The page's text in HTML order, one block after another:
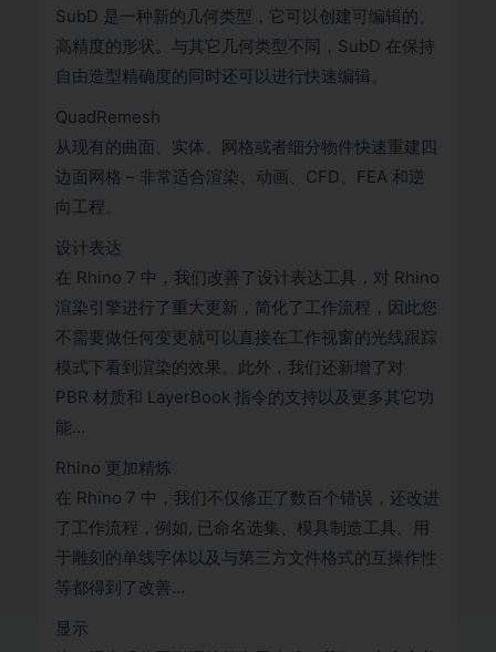
SubD 是一种新的几何类型，它可以创建可编辑的、
高精度的形状。与其它几何类型不同，SubD 在保持
自由造型精确度的同时还可以进行快速编辑。
QuadRemesh
从现有的曲面、实体、网格或者细分物件快速重建四
边面网格 – 非常适合渲染、动画、CFD、FEA 和逆
向工程。
设计表达
在 Rhino 7 中，我们改善了设计表达工具，对 Rhino
渲染引擎进行了重大更新，简化了工作流程，因此您
不需要做任何变更就可以直接在工作视窗的光线跟踪
模式下看到渲染的效果。此外，我们还新增了对
PBR 材质和 LayerBook 指令的支持以及更多其它功
能…
Rhino 更加精炼
在 Rhino 7 中，我们不仅修正了数百个错误，还改进
了工作流程，例如, 已命名选集、模具制造工具、用
于雕刻的单线字体以及与第三方文件格式的互操作性
等都得到了改善…
显示